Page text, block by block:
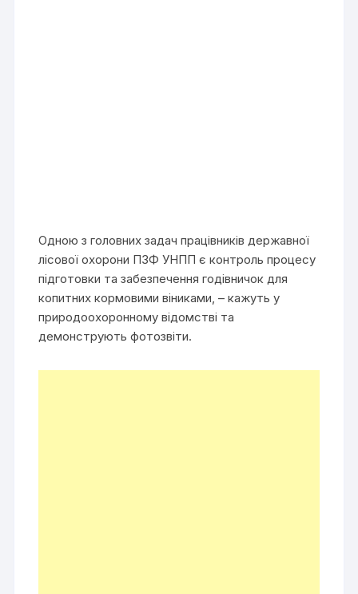
Одною з головних задач працівників державної
лісової охорони ПЗФ УНПП є контроль процесу
підготовки та забезпечення годівничок для
копитних кормовими віниками, – кажуть у
природоохоронному відомстві та
демонструють фотозвіти.